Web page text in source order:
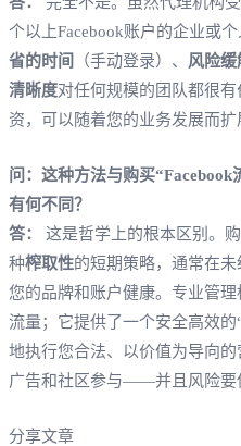
个以上Facebook账户的企业或
省的时间
（手动登录）、 风险缓
清晰度对任何规模的团队都很
资，可以随着您的业务发展而扩
问：这种方法与购买
有何不同？
答：
这是哲学上的根本区别。
种榨取性的短期策略，通常在
您的品牌和账户健康。专业管理
流量；它提供了一个安全高效
地执行您合法、以价值为导向
广告和社区参与——并且风险要
分享文章